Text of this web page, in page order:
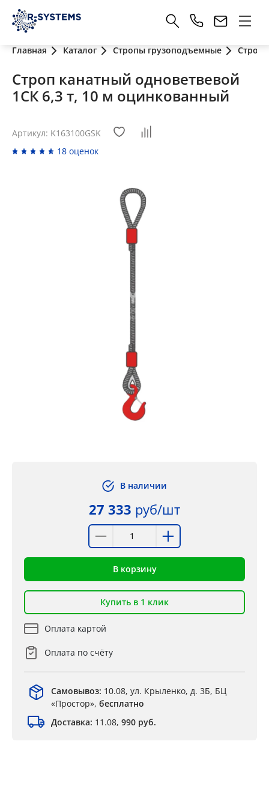
Главная Каталог Стропы грузоподъемные
Строп канатный одноветвевой
1СК 6,3 т, 10 м оцинкованный
Артикул: K163100GSK
18 оценок
В наличии
27 333 руб/шт
В корзину
Купить в 1 клик
Оплата картой
Оплата по счёту
Самовывоз: 10.08, ул. Крыленко, д. 3Б, БЦ
«Простор», бесплатно
Доставка: 11.08, 990 руб.